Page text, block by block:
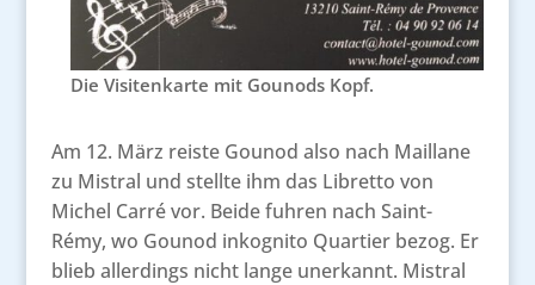
Die Visitenkarte mit Gounods Kopf.
Am 12. März reiste Gounod also nach Maillane
zu Mistral und stellte ihm das Libretto von
Michel Carré vor. Beide fuhren nach Saint-
Rémy, wo Gounod inkognito Quartier bezog. Er
blieb allerdings nicht lange unerkannt. Mistral